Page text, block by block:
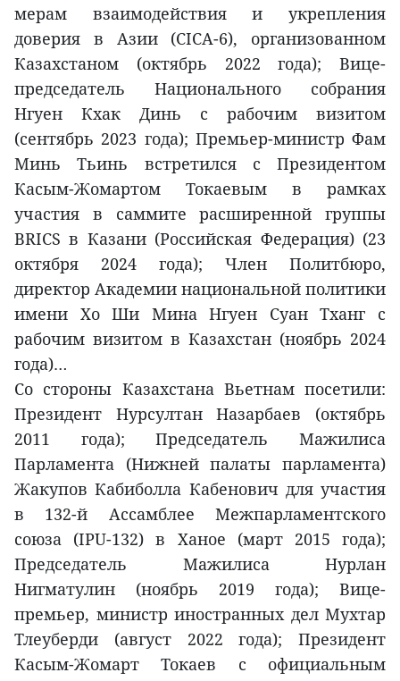
мерам взаимодействия и укрепления
доверия в Азии (CICA-6), организованном
Казахстаном (октябрь 2022 года); Вице-
председатель Национального собрания
Нгуен Кхак Динь с рабочим визитом
(сентябрь 2023 года); Премьер-министр Фам
Минь Тьинь встретился с Президентом
Касым-Жомартом Токаевым в рамках
участия в саммите расширенной группы
BRICS в Казани (Российская Федерация) (23
октября 2024 года); Член Политбюро,
директор Академии национальной политики
имени Хо Ши Мина Нгуен Суан Тханг с
рабочим визитом в Казахстан (ноябрь 2024
года)…
Со стороны Казахстана Вьетнам посетили:
Президент Нурсултан Назарбаев (октябрь
2011 года); Председатель Мажилиса
Парламента (Нижней палаты парламента)
Жакупов Кабиболла Кабенович для участия
в 132-й Ассамблее Межпарламентского
союза (IPU-132) в Ханое (март 2015 года);
Председатель Мажилиса Нурлан
Нигматулин (ноябрь 2019 года); Вице-
премьер, министр иностранных дел Мухтар
Тлеуберди (август 2022 года); Президент
Касым-Жомарт Токаев с официальным